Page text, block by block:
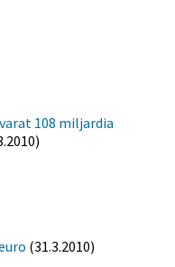
108 miljardia
(31.3.2010)